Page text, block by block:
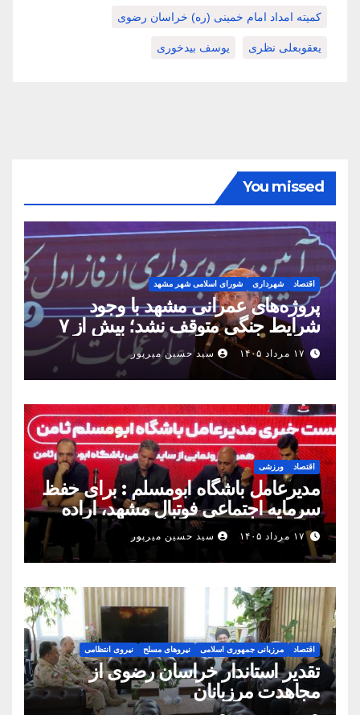
کمیته امداد امام خمینی (ره) خراسان رضوی
یعقوبعلی نظری یوسف بیدخوری
You missed
اقتصاد شهرداری شورای اسلامی شهر مشهد
پروژه‌های عمرانی مشهد با وجود
شرایط جنگی متوقف نشد؛ بیش از ۷
همت پروژه در ۱۶۰ روز به بهره‌برداری
رسید
۱۷ مرداد ۱۴۰۵ سید حسین میرپور
اقتصاد ورزشی
مدیرعامل باشگاه ابومسلم : برای حفظ
سرمایه اجتماعی فوتبال مشهد، اراده
مشترک استان شکل بگیرد
۱۷ مرداد ۱۴۰۵ سید حسین میرپور
اقتصاد مرزبانی جمهوری اسلامی نیروهای مسلح نیروی انتظامی
تقدیر استاندار خراسان رضوی از
مجاهدت مرزبانان